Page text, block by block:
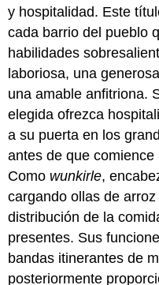
y hospitalidad. Este
cada barrio del pueblo
habilidades
laboriosa, una
una amable anfitriona.
elegida ofrezca
a su puerta en los
antes de que
Como wunkirle,
cargando ollas de
distribución de la
presentes. Sus
bandas itinerantes de
posteriormente